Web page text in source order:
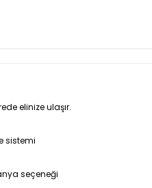
elinize ulaşır.
sistemi
seçeneği